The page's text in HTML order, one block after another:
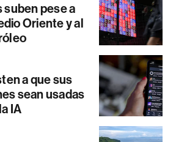
suben pese a
Oriente y al
a que sus
sean usadas
IA